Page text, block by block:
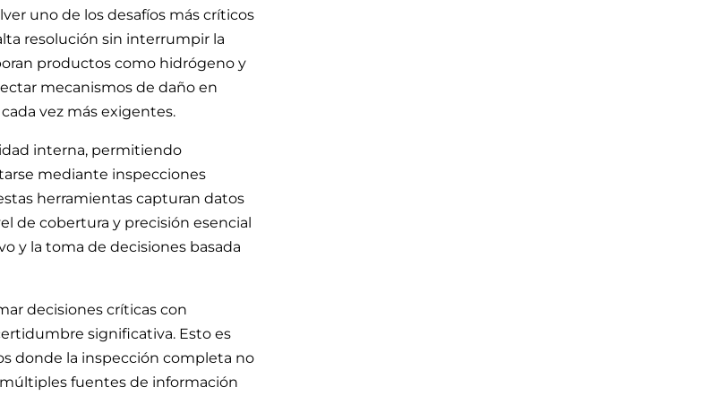
uno de los desafíos más críticos
resolución sin interrumpir la
productos como hidrógeno y
mecanismos de daño en
vez más exigentes.
interna, permitiendo
mediante inspecciones
herramientas capturan datos
de cobertura y precisión esencial
y la toma de decisiones basada
decisiones críticas con
significativa. Esto es
donde la inspección completa no
fuentes de información